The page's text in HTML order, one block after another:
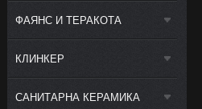
ФАЯНС И ТЕРАКОТА
КЛИНКЕР
САНИТАРНА КЕРАМИКА